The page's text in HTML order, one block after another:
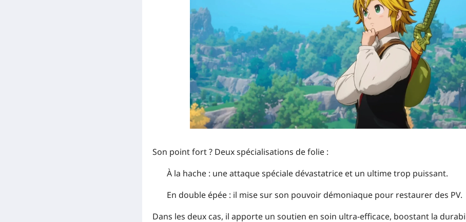
Son point fort ? Deux spécialisations de folie :
À la hache : une attaque spéciale dévastatrice et un ultime trop puissant.
En double épée : il mise sur son pouvoir démoniaque pour restaurer des PV.
Dans les deux cas, il apporte un soutien en soin ultra-efficace, boostant la